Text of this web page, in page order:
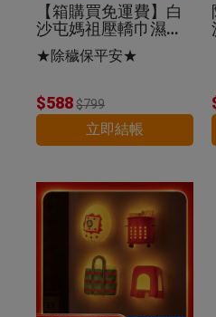
【箱購買免運費】白
沙屯媽祖壓轎巾濕紙
巾70抽(24入組)除穢
保平安
★除穢保平安★
$588$799
立即結帳